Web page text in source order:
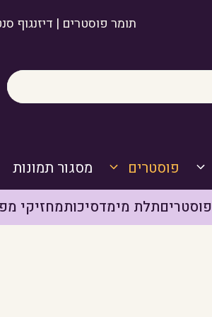
תומר פוסטרים | דיזנגוף סנטר
פוסטרים מסגור תמונות
פוסטריםתלת מימדסיכותמחזיקי